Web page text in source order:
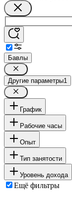
Бавлы
Другие параметры1
График
Рабочие часы
Опыт
Тип занятости
Уровень дохода
Ещё фильтры